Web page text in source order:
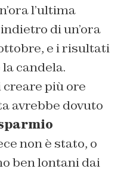
l’ultima
di un’ora
e i risultati
candela.
creare più ore
avrebbe dovuto
non è stato, o
ben lontani dai